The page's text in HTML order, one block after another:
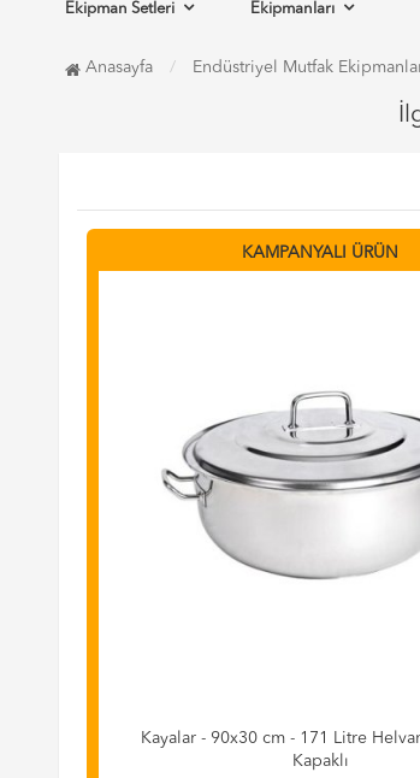
Ekipman Setleri
Ekipmanları
Anasayfa Endüstriyel Mutfak
KAMPANYALI ÜRÜN
Kayalar - 90x30 cm - 171 Litre
Kapaklı